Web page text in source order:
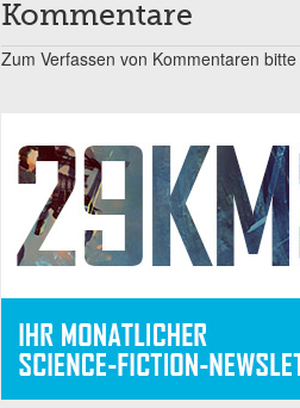
Kommentare
Zum Verfassen von Kommentaren bitte